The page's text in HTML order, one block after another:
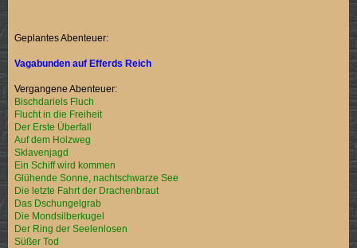
Geplantes Abenteuer:
Vagabunden auf Efferds Reich
Vergangene Abenteuer:
Bischdariels Fluch
Flucht in die Freiheit
Der Erste Überfall
Auf dem Holzweg
Sklavenjagd
Ein Schiff wird kommen
Glühende Sonne, nachtschwarze See
Die letzte Fahrt der Drachenbraut
Das Dschungelgrab
Die Mondsilberkugel
Der Ring der Seelenlosen
Süßer Tod